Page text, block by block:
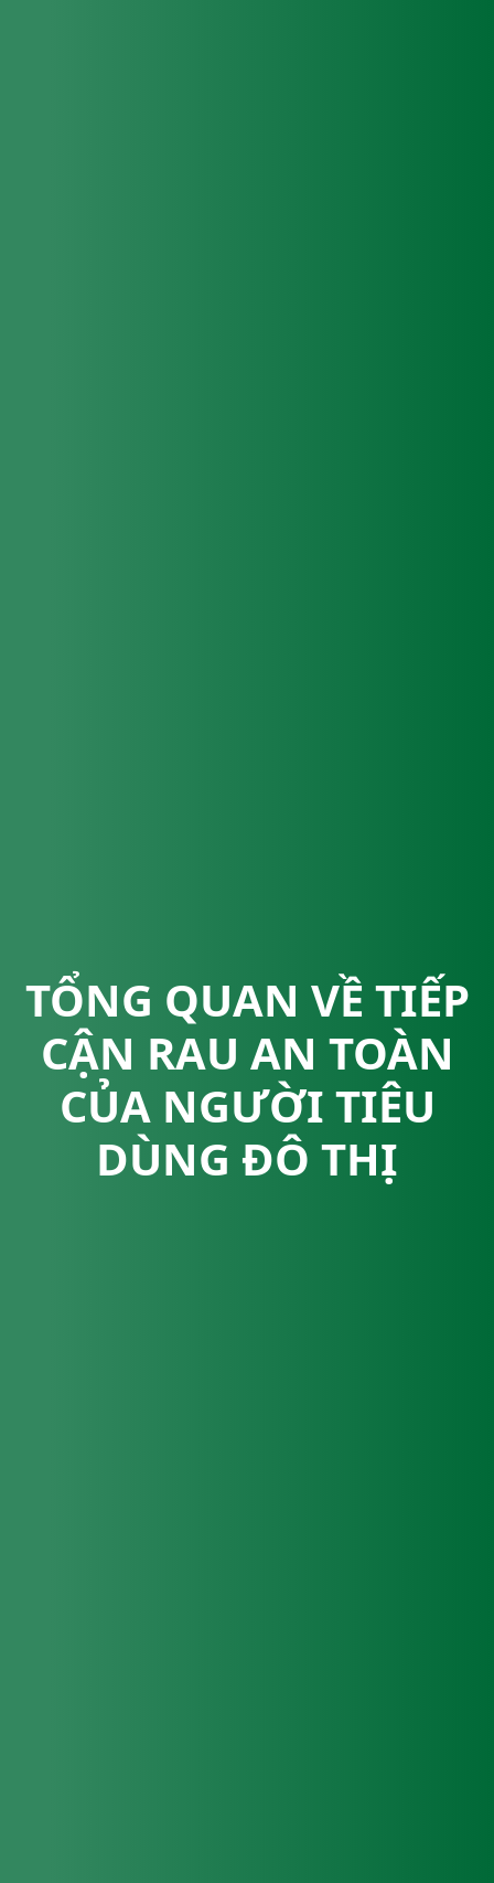
TỔNG QUAN VỀ TIẾP
CẬN RAU AN TOÀN
CỦA NGƯỜI TIÊU
DÙNG ĐÔ THỊ